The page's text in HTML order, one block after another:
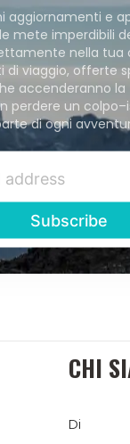
aggiornamenti e
mete imperdibili
nella tua
di viaggio, offerte
accenderanno la
perdere un
di ogni
CHI
Di